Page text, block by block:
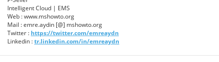
Intelligent Cloud | EMS
Web : www.mshowto.org
Mail : emre.aydin [@] mshowto.org
Twitter : https://twitter.com/emreaydn
Linkedin :tr.linkedin.com/in/emreaydn